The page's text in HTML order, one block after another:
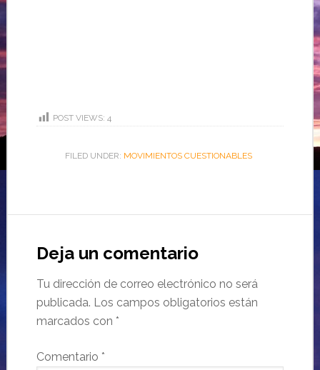
POST VIEWS: 4
FILED UNDER: MOVIMIENTOS CUESTIONABLES
Deja un comentario
Tu dirección de correo electrónico no será
publicada. Los campos obligatorios están
marcados con *
Comentario *